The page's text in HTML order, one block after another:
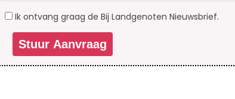
Ik ontvang graag de Bij Landgenoten Nieuwsbrief.